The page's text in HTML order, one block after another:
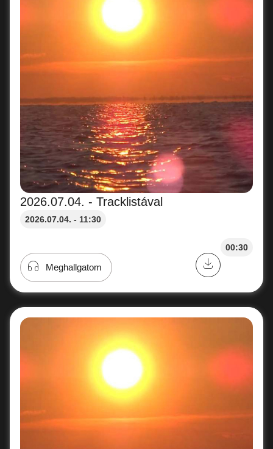
2026.07.04. - Tracklistával
2026.07.04. - 11:30
00:30
Meghallgatom